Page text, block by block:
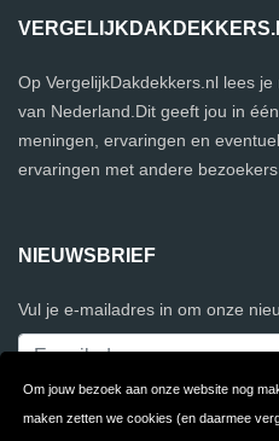
Om jouw bezoek aan onze website nog
maken zetten we cookies (en daarmee
Op VergelijkDakdekkers.nl lees
van Nederland.Dit geeft jou in
meningen, ervaringen en
ervaringen met andere
NIEUWSBRIEF
Vul je e-mailadres in om onze